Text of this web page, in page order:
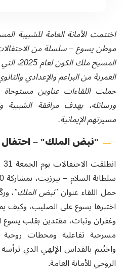
اختتمت الأمانة العامة للشبيبة
موطن يسوع – سلسلة من
المسيح
العمرية من البراعم والإعدادي
حملت اللقاءات عناوين
ورسائله، بهدف مرافقة
مسيرتهم الإيمانية.
"نبض الملك" – احتفال
حمل اللقاء عنوان"نبض الملك"،
اختبرها يسوع على الصليب، وكيف
وغفران وثبات، مقتدين بقلب
مسرحية تفاعلية ومحطات روحية
واختُتم بالقداس الإلهي الذي
الروحي للأمانة العامة.